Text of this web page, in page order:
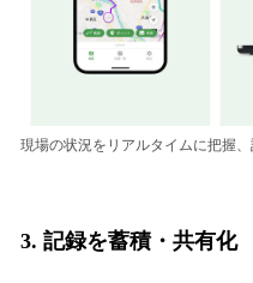
現場の状況をリアルタイムに把握
3. 記録を蓄積・共有化